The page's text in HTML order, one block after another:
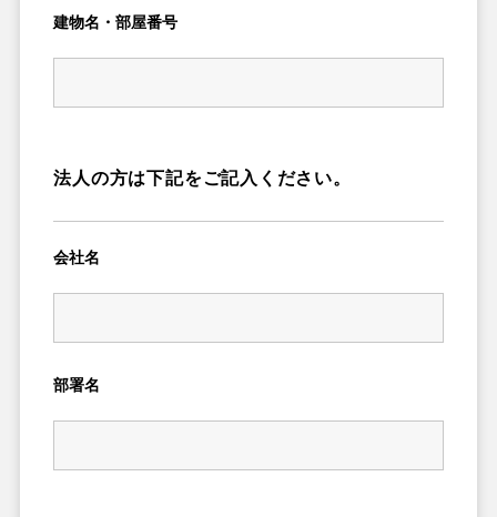
建物名・部屋番号
法人の方は下記をご記入ください。
会社名
部署名